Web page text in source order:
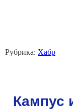
Рубрика: Хабр
Кампус